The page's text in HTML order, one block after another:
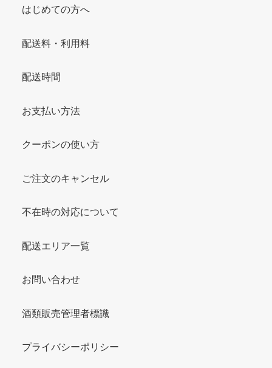
はじめての方へ
配送料・利用料
配送時間
お支払い方法
クーポンの使い方
ご注文のキャンセル
不在時の対応について
配送エリア一覧
お問い合わせ
酒類販売管理者標識
プライバシーポリシー